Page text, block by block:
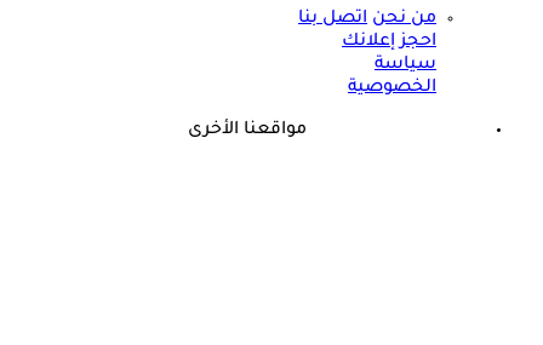
من نحن اتصل بنا
احجز إعلانك
سياسة
الخصوصية
مواقعنا الأخرى